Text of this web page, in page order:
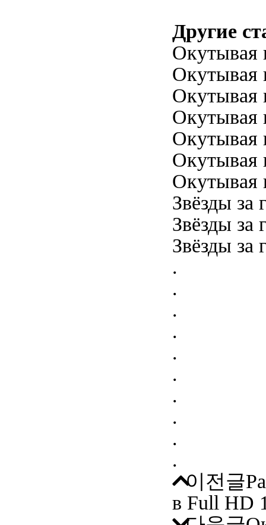
Другие
Окутывая
Окутывая
Окутывая
Окутывая
Окутывая
Окутывая
Окутывая
Звёзды за
Звёзды за
Звёзды за
.
.
.
.
.
.
.
.
.
.
이전글
в Full HD